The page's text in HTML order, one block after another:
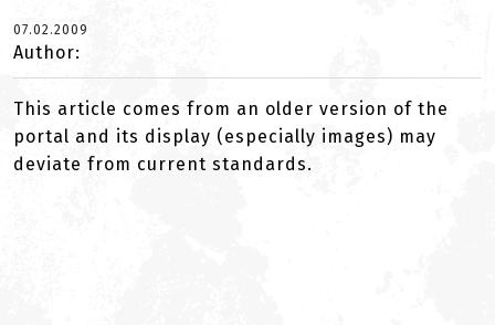
07.02.2009
Author:
This article comes from an older version of the
portal and its display (especially images) may
deviate from current standards.